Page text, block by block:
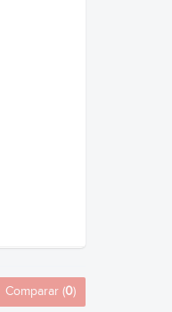
Comparar (0)